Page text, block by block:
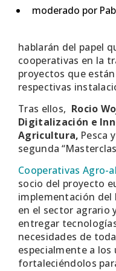
moderado por
hablarán del papel
cooperativas en la
proyectos que
respectivas
Tras ellos, Rocio
Digitalización e
Agricultura, Pesca
segunda
Cooperativas Agro-
socio del proyecto
implementación del
en el sector agrario
entregar
necesidades de
especialmente a
fortaleciéndolos